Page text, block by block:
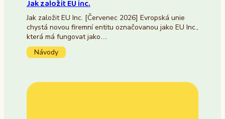
Jak založit EU inc.
Jak založit EU Inc. [Červenec 2026] Evropská unie
chystá novou firemní entitu označovanou jako EU Inc.,
která má fungovat jako…
Návody